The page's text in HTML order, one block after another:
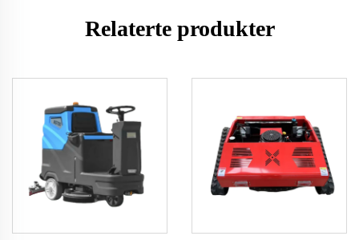
Relaterte produkter